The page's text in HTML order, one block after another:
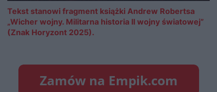
Tekst stanowi fragment książki Andrew Robertsa
„Wicher wojny. Militarna historia II wojny światowej”
(Znak Horyzont 2025).